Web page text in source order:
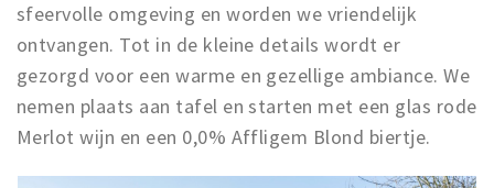
sfeervolle omgeving en worden we vriendelijk
ontvangen. Tot in de kleine details wordt er
gezorgd voor een warme en gezellige ambiance. We
nemen plaats aan tafel en starten met een glas rode
Merlot wijn en een 0,0% Affligem Blond biertje.